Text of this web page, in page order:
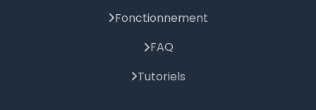
Fonctionnement
FAQ
Tutoriels